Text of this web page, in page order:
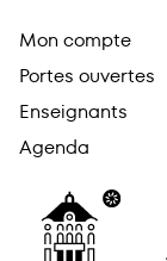
Mon compte
Portes ouvertes
Enseignants
Agenda